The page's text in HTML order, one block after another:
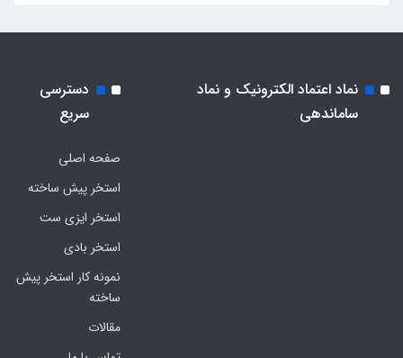
نماد اعتماد الکترونیک و نماد
ساماندهی
دسترسی
سریع
صفحه اصلی
استخر پیش ساخته
استخر ایزی ست
استخر بادی
نمونه کار استخر پیش
ساخته
مقالات